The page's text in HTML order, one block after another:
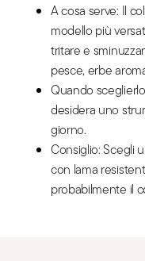
A cosa serve: Il
modello più
tritare e
pesce, erbe
Quando
desidera uno
giorno.
Consiglio: Scegli
con lama
probabilmente il